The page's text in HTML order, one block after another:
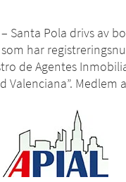
Santa Pola drivs av
har
de Agentes
Valenciana”. Medlem